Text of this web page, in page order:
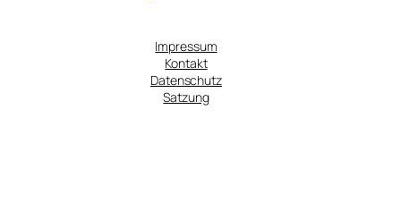
Impressum
Kontakt
Datenschutz
Satzung